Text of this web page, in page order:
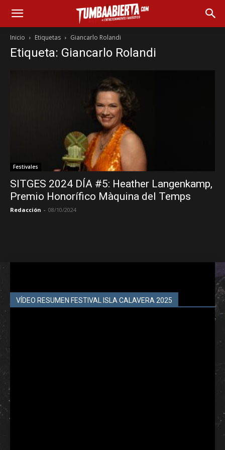
Inicio Etiquetas Giancarlo Rolandi
Etiqueta: Giancarlo Rolandi
Festivales
SITGES 2024 DÍA #5: Heather Langenkamp,
Premio Honorífico Màquina del Temps
Redacción - 08/10/2024
VÍDEO RESUMEN FESTIVAL ISLA CALAVERA 2025